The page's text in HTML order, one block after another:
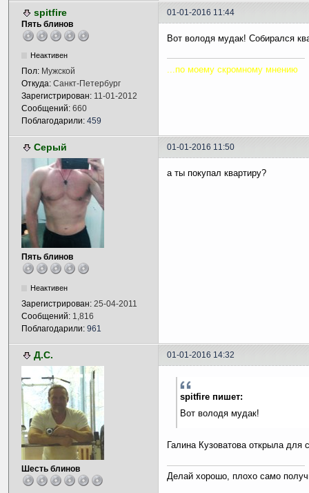
spitfire
01-01-2016 11:44
Пять блинов
Неактивен
Пол: Мужской
Откуда: Санкт-Петербург
Зарегистрирован: 11-01-2012
Сообщений: 660
Поблагодарили: 459
Вот володя мудак! Собирался
...по моему скромному мнению
Серый 01-01-2016 11:50
Пять блинов
Неактивен
Зарегистрирован: 25-04-2011
Сообщений: 1,816
Поблагодарили: 961
а ты покупал квартиру?
Д.С. 01-01-2016 14:32
Шесть блинов
spitfire пишет:
Вот володя мудак!
Галина Кузоватова открыла
Делай хорошо, плохо само